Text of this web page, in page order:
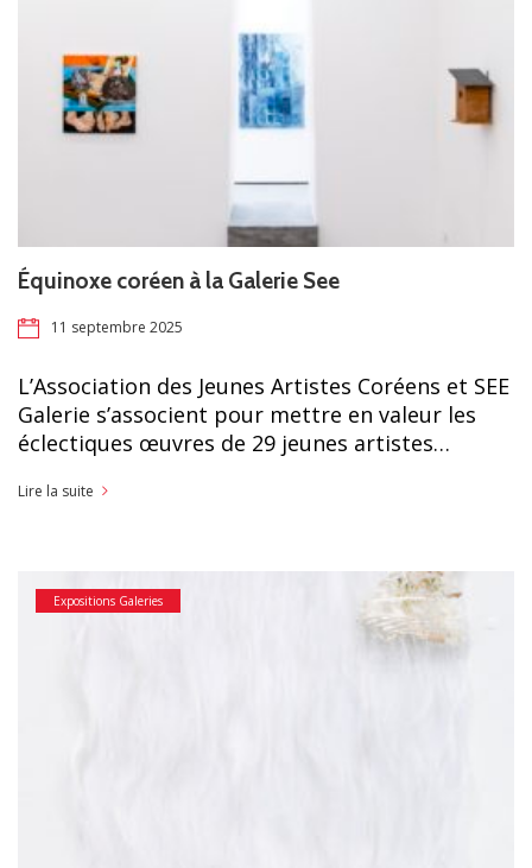
Équinoxe coréen à la Galerie See
11 septembre 2025
L’Association des Jeunes Artistes Coréens et SEE
Galerie s’associent pour mettre en valeur les
éclectiques œuvres de 29 jeunes artistes…
Lire la suite
Expositions Galeries